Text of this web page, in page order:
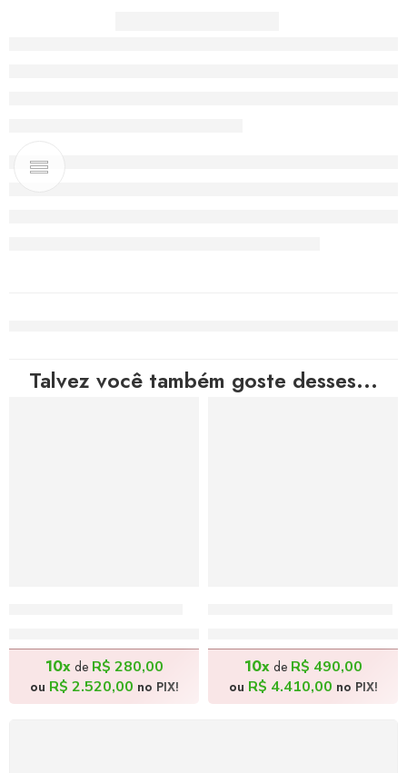
Talvez você também goste desses...
10xde R$ 280,00
ou R$ 2.520,00 no PIX!
10xde R$ 490,00
ou R$ 4.410,00 no PIX!